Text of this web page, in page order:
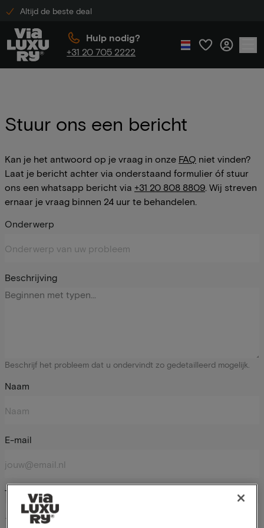
Altijd de beste deal
Hulp nodig?
+31 20 705 2222
Stuur ons een bericht
Kan je het antwoord op je vraag in onze FAQ niet vinden?
Laat je bericht achter via onderstaand formulier óf stuur
ons een whatsapp bericht via +31 20 808 8809 . Wij streven
ernaar je vraag binnen 24 uur te behandelen.
Onderwerp
Beschrijving
Beschrijf het probleem dat u ondervindt zo gedetailleerd mogelijk.
Naam
E-mail
Telefoonnummer